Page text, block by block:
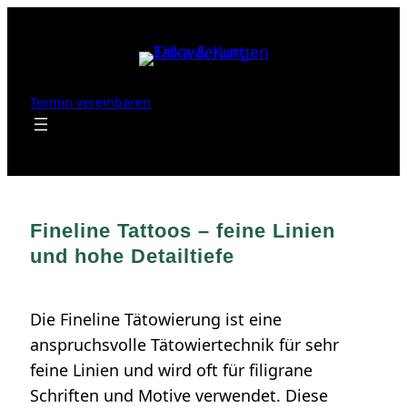
Termin vereinbaren
Fineline Tattoos – feine Linien
und hohe Detailtiefe
Die Fineline Tätowierung ist eine
anspruchsvolle Tätowiertechnik für sehr
feine Linien und wird oft für filigrane
Schriften und Motive verwendet. Diese